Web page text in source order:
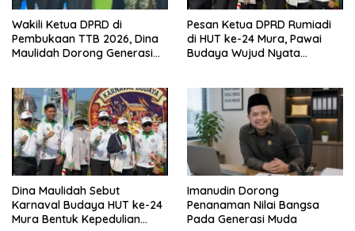
Wakili Ketua DPRD di
Pembukaan TTB 2026, Dina
Maulidah Dorong Generasi
Pesan Ketua DPRD Rumiadi
di HUT ke-24 Mura, Pawai
Budaya Wujud Nyata
Dina Maulidah Sebut
Karnaval Budaya HUT ke-24
Mura Bentuk Kepedulian
Imanudin Dorong
Penanaman Nilai Bangsa
Pada Generasi Muda